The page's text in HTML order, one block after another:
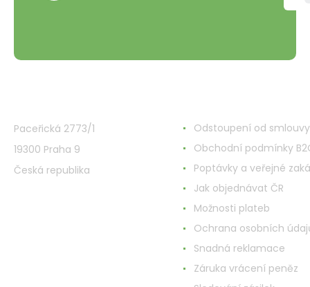
Paceřická 2773/1
19300 Praha 9
Česká republika
Odstoupení od smlouvy
Obchodní podmínky
Poptávky a veřejné
Jak objednávat ČR
Možnosti plateb
Ochrana osobních
Snadná reklamace
Záruka vrácení peněz